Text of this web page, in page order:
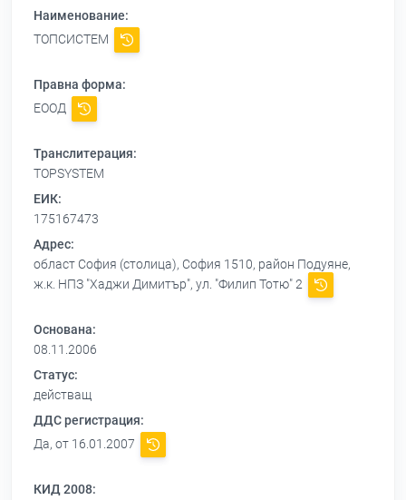
Наименование:
ТОПСИСТЕМ
Правна форма:
ЕООД
Транслитерация:
TOPSYSTEM
ЕИК:
175167473
Адрес:
област София (столица), София 1510, район Подуяне,
ж.к. НПЗ "Хаджи Димитър", ул. "Филип Тотю" 2
Основана:
08.11.2006
Статус:
действащ
ДДС регистрация:
Да, от 16.01.2007
КИД 2008: